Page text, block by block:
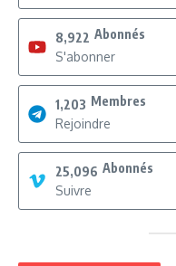
8,922 Abonnés
S'abonner
1,203 Membres
Rejoindre
25,096 Abonnés
Suivre